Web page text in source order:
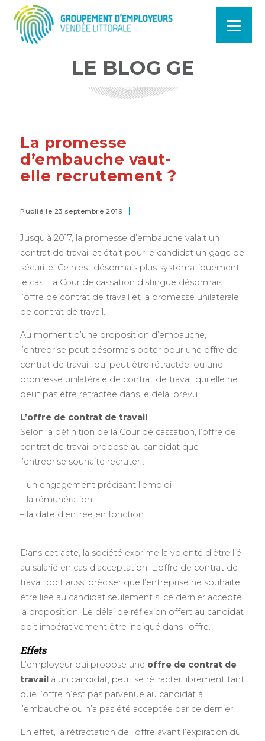
LE BLOG GE
La promesse
d’embauche vaut-
elle recrutement ?
Publié le 23 septembre 2019
Jusqu’à 2017, la promesse d’embauche valait un
contrat de travail et était pour le candidat un gage de
sécurité. Ce n’est désormais plus systématiquement
le cas. La Cour de cassation distingue désormais
l’offre de contrat de travail et la promesse unilatérale
de contrat de travail.
Au moment d’une proposition d’embauche,
l’entreprise peut désormais opter pour une offre de
contrat de travail, qui peut être rétractée, ou une
promesse unilatérale de contrat de travail qui elle ne
peut pas être rétractée dans le délai prévu.
L’offre de contrat de travail
Selon la définition de la Cour de cassation, l’offre de
contrat de travail propose au candidat que
l’entreprise souhaite recruter :
– un engagement précisant l’emploi
– la rémunération
– la date d’entrée en fonction.
Dans cet acte, la société exprime la volonté d’être lié
au salarié en cas d’acceptation. L’offre de contrat de
travail doit aussi préciser que l’entreprise ne souhaite
être liée au candidat seulement si ce dernier accepte
la proposition. Le délai de réflexion offert au candidat
doit impérativement être indiqué dans l’offre.
Effets
L’employeur qui propose une offre de contrat de
travail à un candidat, peut se rétracter librement tant
que l’offre n’est pas parvenue au candidat à
l’embauche ou n’a pas été acceptée par ce dernier.
En effet, la rétractation de l’offre avant l’expiration du